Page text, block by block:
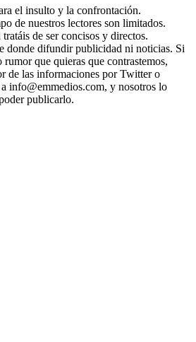
el insulto y la confrontación.
de nuestros lectores son limitados.
tratáis de ser concisos y directos.
donde difundir publicidad ni noticias. Si
rumor que quieras que contrastemos,
de las informaciones por Twitter o
info@emmedios.com, y nosotros lo
publicarlo.